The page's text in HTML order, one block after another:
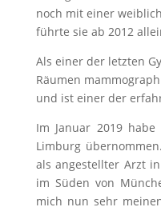
noch mit einer
führte sie ab 2012
Als einer der letzten
Räumen
und ist einer der
Im Januar 2019
Limburg
als angestellter Arzt
im Süden von
mich nun sehr